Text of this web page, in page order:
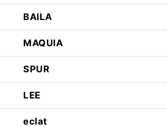
BAILA
MAQUIA
SPUR
LEE
eclat